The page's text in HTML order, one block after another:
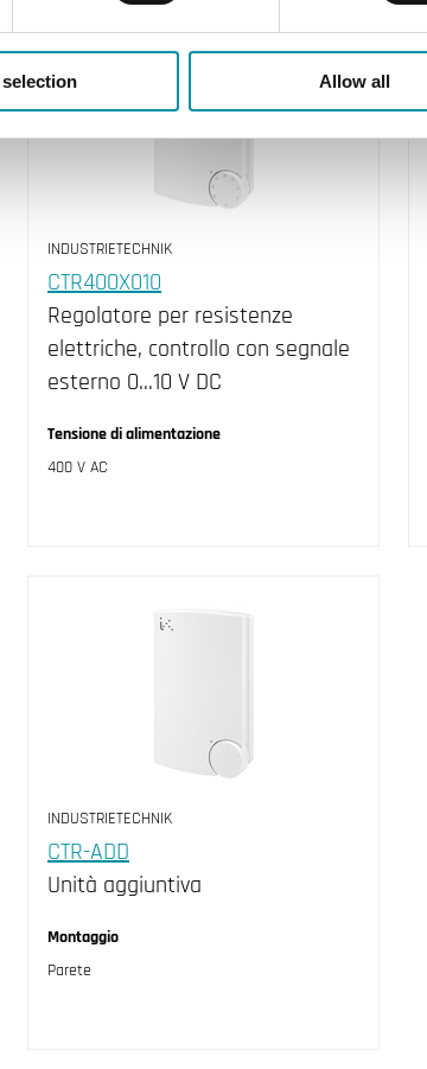
Allow all
INDUSTRIETECHNIK
CTR400X010
Regolatore per resistenze
elettriche, controllo con segnale
esterno 0...10 V DC
Tensione di alimentazione
400 V AC
INDUSTRIETECHNIK
CTR-ADD
Unità aggiuntiva
Montaggio
Parete